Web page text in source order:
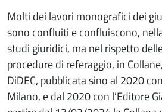
Molti dei lavori monografici dei
sono confluiti e confluiscono,
studi giuridici, ma nel rispetto
procedure di referaggio, in
DiDEC, pubblicata sino al 2020
Milano, e dal 2020 con l’Editore